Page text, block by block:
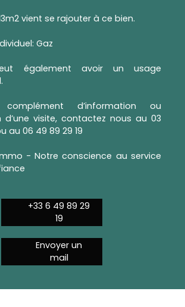
vient se rajouter à ce bien.
Gaz
également avoir un usage
d’information ou
d’une visite, contactez nous au 03
au 06 49 89 29 19
- Notre conscience au service
+33 6 49 89 29
19
Envoyer un
mail